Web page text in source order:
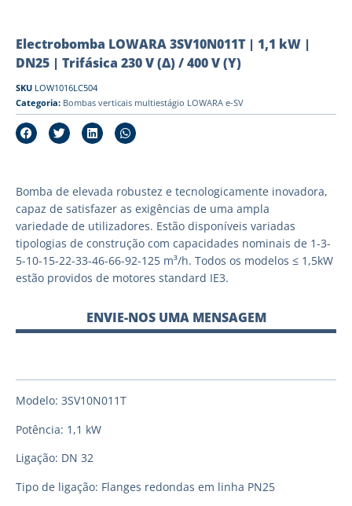
Electrobomba LOWARA 3SV10N011T | 1,1 kW |
DN25 | Trifásica 230 V (Δ) / 400 V (Y)
SKU LOW1016LC504
Categoria: Bombas verticais multiestágio LOWARA e-SV
Bomba de elevada robustez e tecnologicamente inovadora,
capaz de satisfazer as exigências de uma ampla
variedade de utilizadores. Estão disponíveis variadas
tipologias de construção com capacidades nominais de 1-3-
5-10-15-22-33-46-66-92-125 m³/h. Todos os modelos ≤ 1,5kW
estão providos de motores standard IE3.
ENVIE-NOS UMA MENSAGEM
Modelo: 3SV10N011T
Potência: 1,1 kW
Ligação: DN 32
Tipo de ligação: Flanges redondas em linha PN25